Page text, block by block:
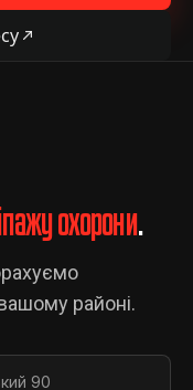
охорони.
районі.